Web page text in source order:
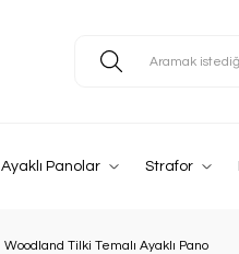
Ayaklı Panolar Strafor
Woodland Tilki Temalı Ayaklı Pano